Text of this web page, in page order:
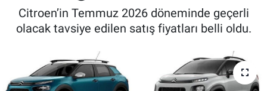
Citroen’in Temmuz 2026 döneminde geçerli
olacak tavsiye edilen satış fiyatları belli oldu.
Kadın & Aile
Kültür & Sanat
Sağlık